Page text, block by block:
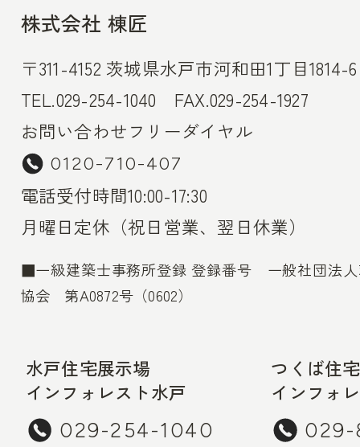
株式会社 棟匠
〒311-4152 茨城県水戸市河和田1丁目1814-6
TEL.029-254-1040 FAX.029-254-1927
お問い合わせフリーダイヤル
0120-710-407
電話受付時間10:00-17:30
月曜日定休（祝日営業、翌日休業）
■一級建築士事務所登録 登録番号 一般社団法人
協会 第A0872号（0602）
水戸住宅展示場
インフォレスト水戸
029-254-1040
つくば住
インフォ